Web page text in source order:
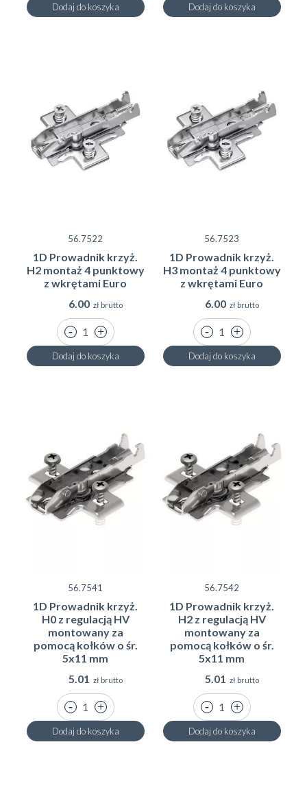
Dodaj do koszyka Dodaj do koszyka
56.7522
1D Prowadnik krzyż.
H2 montaż 4 punktowy
z wkrętami Euro
6.00 zł brutto
Dodaj do koszyka
56.7523
1D Prowadnik krzyż.
H3 montaż 4 punktowy
z wkrętami Euro
6.00 zł brutto
Dodaj do koszyka
56.7541
1D Prowadnik krzyż.
H0 z regulacją HV
montowany za
pomocą kołków o śr.
5x11 mm
5.01
zł brutto
Dodaj do koszyka
56.7542
1D Prowadnik krzyż.
H2 z regulacją HV
montowany za
pomocą kołków o śr.
5x11 mm
5.01
zł brutto
Dodaj do koszyka